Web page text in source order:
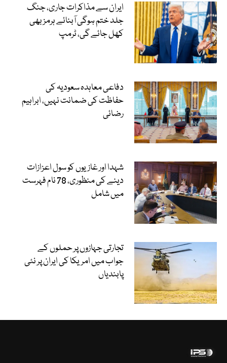
ایران سے مذاکرات جاری، جنگ
جلد ختم ہوگی آبنائے ہرمز بھی
کھل جائے گی، ٹرمپ
دفاعی معاہدہ سعودیہ کی
حفاظت کی ضمانت نہیں، ابراہیم
رضائی
شہدا اور غازیوں کو سول اعزازات
دینے کی منظوری، 78 نام فہرست
میں شامل
تجارتی جہازوں پر حملوں کے
جواب میں امریکا کی ایران پر نئی
پابندیاں